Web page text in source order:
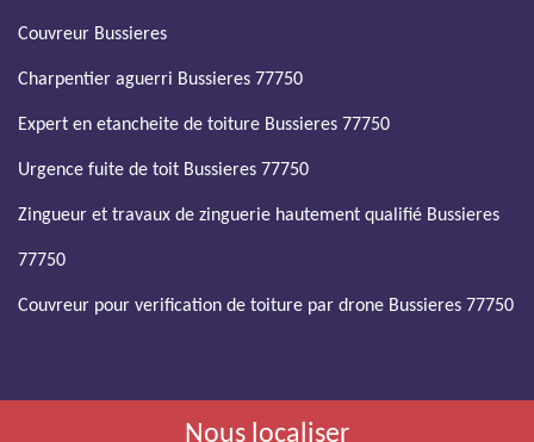
Couvreur Bussieres
Charpentier aguerri Bussieres 77750
Expert en etancheite de toiture Bussieres 77750
Urgence fuite de toit Bussieres 77750
Zingueur et travaux de zinguerie hautement qualifié Bussieres
77750
Couvreur pour verification de toiture par drone Bussieres 77750
Nous localiser